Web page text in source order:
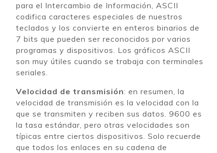
para el Intercambio de Información, ASCII
codifica caracteres especiales de nuestros
teclados y los convierte en enteros binarios de
7 bits que pueden ser reconocidos por varios
programas y dispositivos. Los gráficos ASCII
son muy útiles cuando se trabaja con terminales
seriales.
Velocidad de transmisión: en resumen, la
velocidad de transmisión es la velocidad con la
que se transmiten y reciben sus datos. 9600 es
la tasa estándar, pero otras velocidades son
típicas entre ciertos dispositivos. Solo recuerde
que todos los enlaces en su cadena de